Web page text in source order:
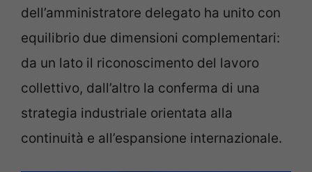
dell’amministratore delegato ha unito con
equilibrio due dimensioni complementari:
da un lato il riconoscimento del lavoro
collettivo, dall’altro la conferma di una
strategia industriale orientata alla
continuità e all’espansione internazionale.